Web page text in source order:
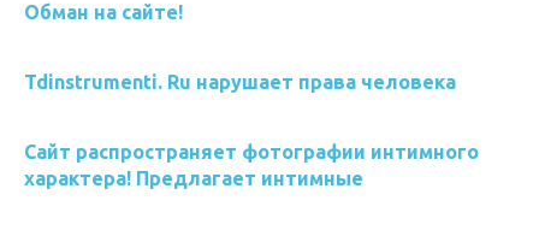
Обман на сайте!
Tdinstrumenti. Ru нарушает права человека
Сайт распространяет фотографии интимного
характера! Предлагает интимные